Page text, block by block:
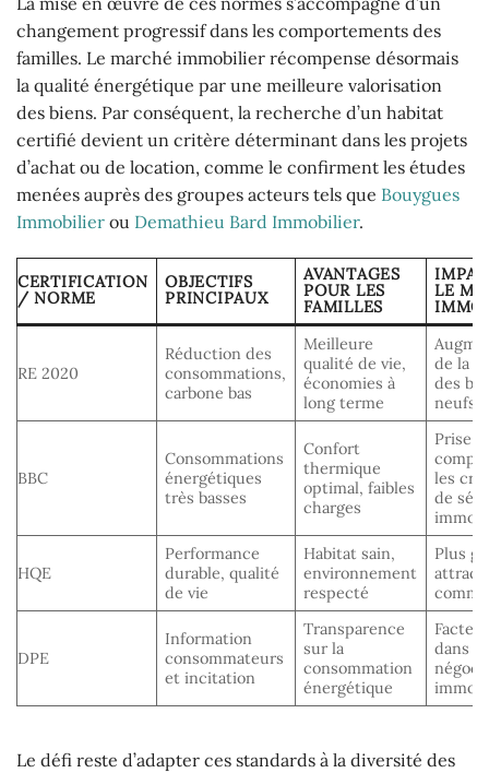
changement progressif dans les comportements des
familles. Le marché immobilier récompense désormais
la qualité énergétique par une meilleure valorisation
des biens. Par conséquent, la recherche d’un habitat
certifié devient un critère déterminant dans les projets
d’achat ou de location, comme le confirment les études
menées auprès des groupes acteurs tels que Bouygues
Immobilier ou Demathieu Bard Immobilier.
CERTIFICATION
/ NORME
OBJECTIFS
PRINCIPAUX
AVANTAGES
POUR LES
FAMILLES
LE
RE 2020
Réduction des
consommations,
carbone bas
Meilleure
qualité de vie,
économies à
long terme
de la
des
neufs
BBC
Consommations
énergétiques
très basses
Confort
thermique
optimal, faibles
charges
Prise
les
de
HQE
Performance
durable, qualité
de vie
Habitat sain,
environnement
respecté
Plus
DPE
Information
consommateurs
et incitation
Transparence
sur la
consommation
énergétique
dans
Le défi reste d’adapter ces standards à la diversité des